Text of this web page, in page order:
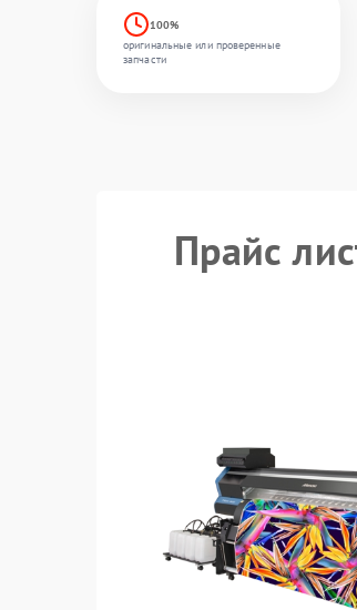
100%
оригинальные или проверенные
запчасти
Прайс